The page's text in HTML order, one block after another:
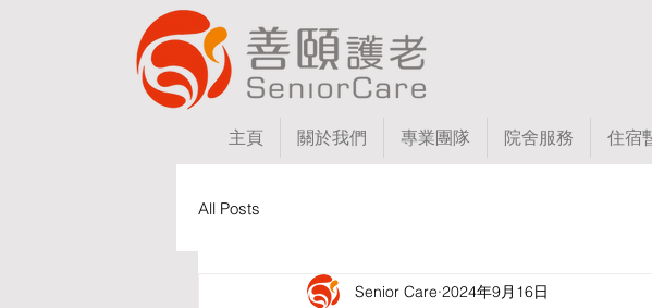
主頁 關於我們 專業團隊 院舍服務 住宿
All Posts
Senior Care 2024年9月16日